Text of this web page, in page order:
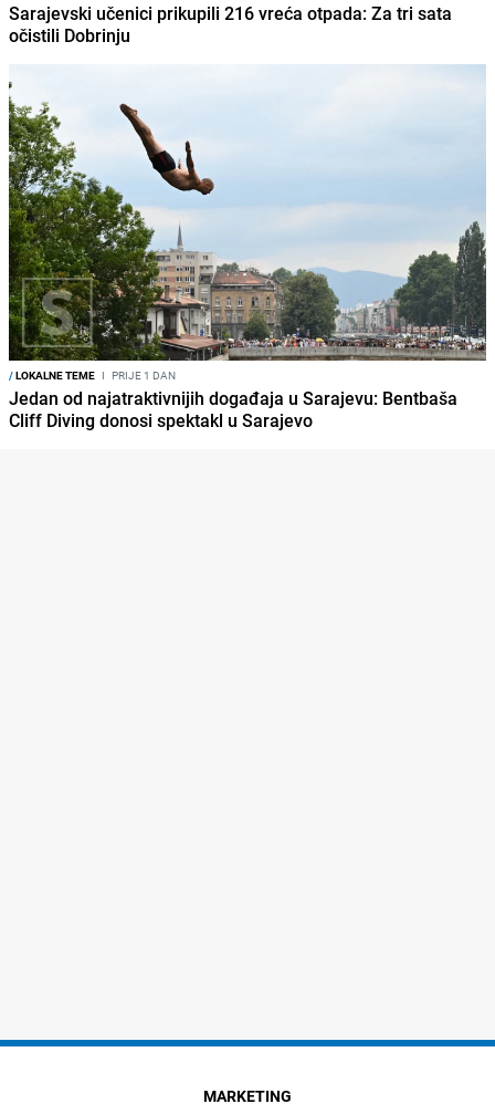
Sarajevski učenici prikupili 216 vreća otpada: Za tri sata
očistili Dobrinju
/LOKALNE TEME I PRIJE 1 DAN
Jedan od najatraktivnijih događaja u Sarajevu: Bentbaša
Cliff Diving donosi spektakl u Sarajevo
MARKETING